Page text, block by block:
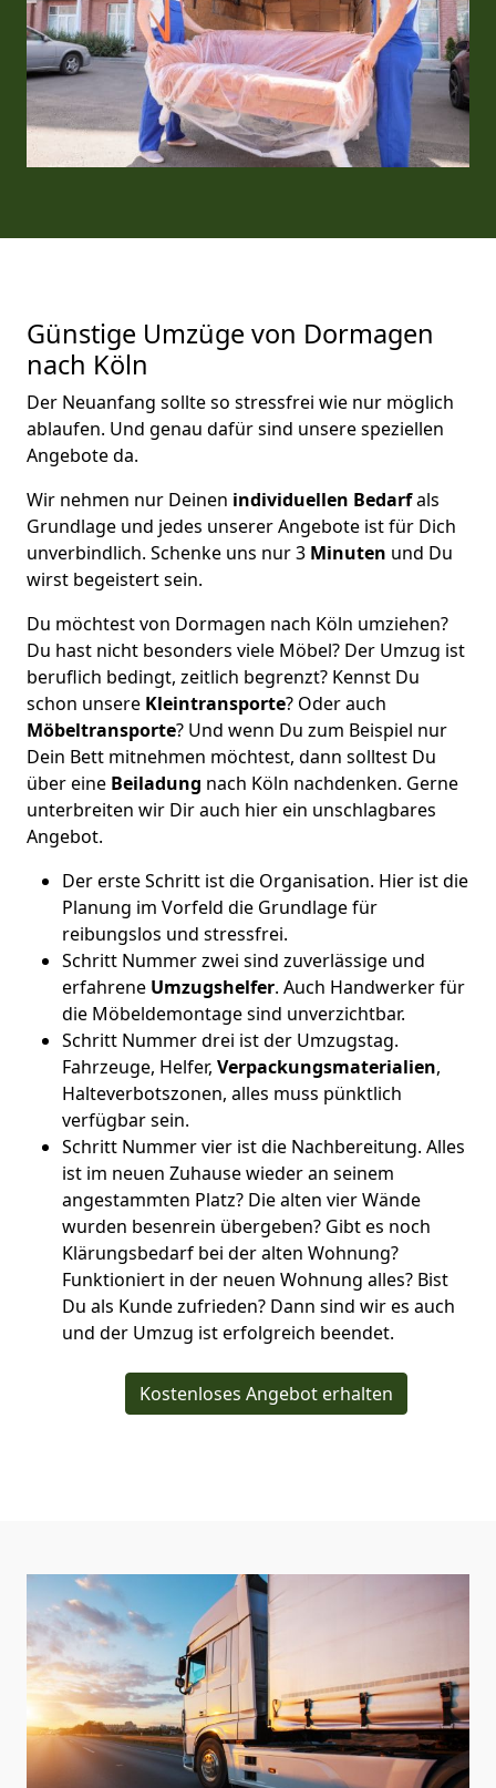
Günstige Umzüge von Dormagen
nach Köln
Der Neuanfang sollte so stressfrei wie nur möglich
ablaufen. Und genau dafür sind unsere speziellen
Angebote da.
Wir nehmen nur Deinen individuellen Bedarfals
Grundlage und jedes unserer Angebote ist für Dich
unverbindlich. Schenke uns nur 3 Minuten und Du
wirst begeistert sein.
Du möchtest von Dormagen nach Köln umziehen?
Du hast nicht besonders viele Möbel? Der Umzug ist
beruflich bedingt, zeitlich begrenzt? Kennst Du
schon unsere Kleintransporte? Oder auch
Möbeltransporte? Und wenn Du zum Beispiel nur
Dein Bett mitnehmen möchtest, dann solltest Du
über eine Beiladung nach Köln nachdenken. Gerne
unterbreiten wir Dir auch hier ein unschlagbares
Angebot.
Der erste Schritt ist die Organisation. Hier ist die
Planung im Vorfeld die Grundlage für
reibungslos und stressfrei.
Schritt Nummer zwei sind zuverlässige und
erfahrene Umzugshelfer. Auch Handwerker für
die Möbeldemontage sind unverzichtbar.
Schritt Nummer drei ist der Umzugstag.
Fahrzeuge, Helfer, Verpackungsmaterialien,
Halteverbotszonen, alles muss pünktlich
verfügbar sein.
Schritt Nummer vier ist die Nachbereitung. Alles
ist im neuen Zuhause wieder an seinem
angestammten Platz? Die alten vier Wände
wurden besenrein übergeben? Gibt es noch
Klärungsbedarf bei der alten Wohnung?
Funktioniert in der neuen Wohnung alles? Bist
Du als Kunde zufrieden? Dann sind wir es auch
und der Umzug ist erfolgreich beendet.
Kostenloses Angebot erhalten